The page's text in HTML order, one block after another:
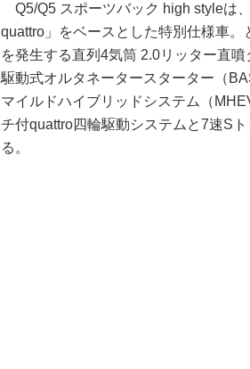
Q5/Q5 スポーツバック high styleは
quattro」をベースとした特別仕様車
を発生する直列4気筒 2.0リッター直
駆動式オルタネータースターター（
マイルドハイブリッドシステム（
チ付quattro四輪駆動システムと7速S
る。